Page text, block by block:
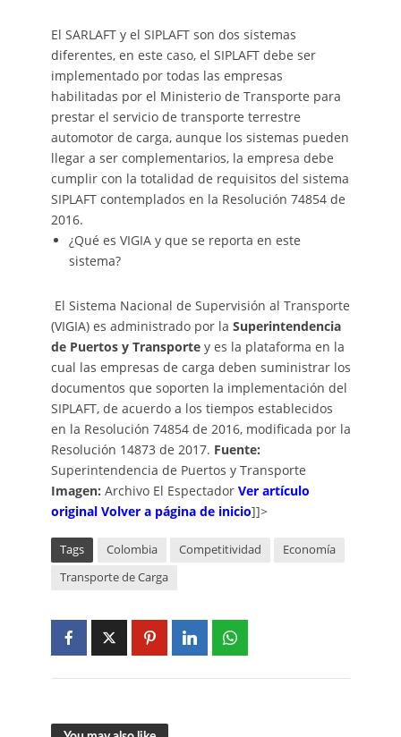
El SARLAFT y el SIPLAFT son dos sistemas
diferentes, en este caso, el SIPLAFT debe ser
implementado por todas las empresas
habilitadas por el Ministerio de Transporte para
prestar el servicio de transporte terrestre
automotor de carga, aunque los sistemas pueden
llegar a ser complementarios, la empresa debe
cumplir con la totalidad de requisitos del sistema
SIPLAFT contemplados en la Resolución 74854 de
2016.
¿Qué es VIGIA y que se reporta en este
sistema?
El Sistema Nacional de Supervisión al Transporte
(VIGIA) es administrado por la Superintendencia
de Puertos y Transporte y es la plataforma en la
cual las empresas de carga deben suministrar los
documentos que soporten la implementación del
SIPLAFT, de acuerdo a los tiempos establecidos
en la Resolución 74854 de 2016, modificada por la
Resolución 14873 de 2017. Fuente:
Superintendencia de Puertos y Transporte
Imagen: Archivo El Espectador Ver artículo
original Volver a página de inicio]]>
Tags Colombia Competitividad
Economía
Transporte de Carga